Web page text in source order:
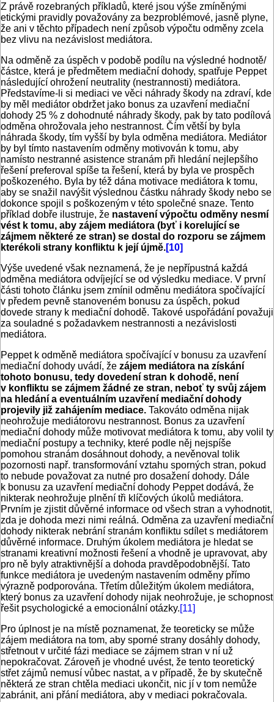
Z právě rozebraných příkladů, které jsou výše zmíněnými
etickými pravidly považovány za bezproblémové, jasně plyne,
že ani v těchto případech není způsob výpočtu odměny zcela
bez vlivu na nezávislost mediátora.
Na odměně za úspěch v podobě podílu na výsledné hodnotě/
částce, která je předmětem mediační dohody, spatřuje Peppet
následující ohrožení neutrality (nestrannosti) mediátora.
Představíme-li si mediaci ve věci náhrady škody na zdraví, kde
by měl mediátor obdržet jako bonus za uzavření mediační
dohody 25 % z dohodnuté náhrady škody, pak by tato podílová
odměna ohrožovala jeho nestrannost. Čím větší by byla
náhrada škody, tím vyšší by byla odměna mediátora. Mediátor
by byl tímto nastavením odměny motivován k tomu, aby
namísto nestranné asistence stranám při hledání nejlepšího
řešení preferoval spíše ta řešení, která by byla ve prospěch
poškozeného. Byla by též dána motivace mediátora k tomu,
aby se snažil navýšit výslednou částku náhrady škody nebo se
dokonce spojil s poškozeným v této společné snaze. Tento
příklad dobře ilustruje, že nastavení výpočtu odměny nesmí
vést k tomu, aby zájem mediátora (byť i korelující se
zájmem některé ze stran) se dostal do rozporu se zájmem
kterékoli strany konfliktu k její újmě.[10]
Výše uvedené však neznamená, že je nepřípustná každá
odměna mediátora odvíjející se od výsledku mediace. V první
části tohoto článku jsem zmínil odměnu mediátora spočívající
v předem pevně stanoveném bonusu za úspěch, pokud
dovede strany k mediační dohodě. Takové uspořádání považuji
za souladné s požadavkem nestrannosti a nezávislosti
mediátora.
Peppet k odměně mediátora spočívající v bonusu za uzavření
mediační dohody uvádí, že zájem mediátora na získání
tohoto bonusu, tedy dovedení stran k dohodě, není
v konfliktu se zájmem žádné ze stran, neboť ty svůj zájem
na hledání a eventuálním uzavření mediační dohody
projevily již zahájením mediace. Takováto odměna nijak
neohrožuje mediátorovu nestrannost. Bonus za uzavření
mediační dohody může motivovat mediátora k tomu, aby volil ty
mediační postupy a techniky, které podle něj nejspíše
pomohou stranám dosáhnout dohody, a nevěnoval tolik
pozornosti např. transformování vztahu sporných stran, pokud
to nebude považovat za nutné pro dosažení dohody. Dále
k bonusu za uzavření mediační dohody Peppet dodává, že
nikterak neohrožuje plnění tři klíčových úkolů mediátora.
Prvním je zjistit důvěrné informace od všech stran a vyhodnotit,
zda je dohoda mezi nimi reálná. Odměna za uzavření mediační
dohody nikterak nebrání stranám konfliktu sdílet s mediátorem
důvěrné informace. Druhým úkolem mediátora je hledat se
stranami kreativní možnosti řešení a vhodně je upravovat, aby
pro ně byly atraktivnější a dohoda pravděpodobnější. Tato
funkce mediátora je uvedeným nastavením odměny přímo
výrazně podporována. Třetím důležitým úkolem mediátora,
který bonus za uzavření dohody nijak neohrožuje, je schopnost
řešit psychologické a emocionální otázky.[11]
Pro úplnost je na místě poznamenat, že teoreticky se může
zájem mediátora na tom, aby sporné strany dosáhly dohody,
střetnout v určité fázi mediace se zájmem stran v ní už
nepokračovat. Zároveň je vhodné uvést, že tento teoretický
střet zájmů nemusí vůbec nastat, a v případě, že by skutečně
některá ze stran chtěla mediaci ukončit, nic jí v tom nemůže
zabránit, ani přání mediátora, aby v mediaci pokračovala.